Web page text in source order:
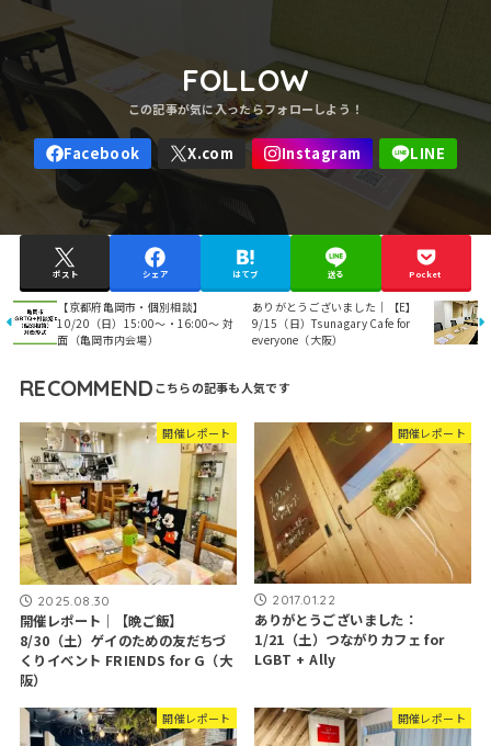
FOLLOW
ポスト シェア はてブ 送る Pocket
【京都府亀岡市・個別相談】
10/20（日）15:00～・16:00～ 対
面（亀岡市内会場）
ありがとうございました｜【E】
9/15（日）Tsunagary Cafe for
everyone（大阪）
RECOMMEND
開催レポート
2025.08.30
開催レポート｜【晩ご飯】
8/30（土）ゲイのための友だちづ
くりイベント FRIENDS for G（大
阪）
開催レポート
2017.01.22
ありがとうございました：
1/21（土）つながりカフェ for
LGBT + Ally
開催レポート 開催レポート